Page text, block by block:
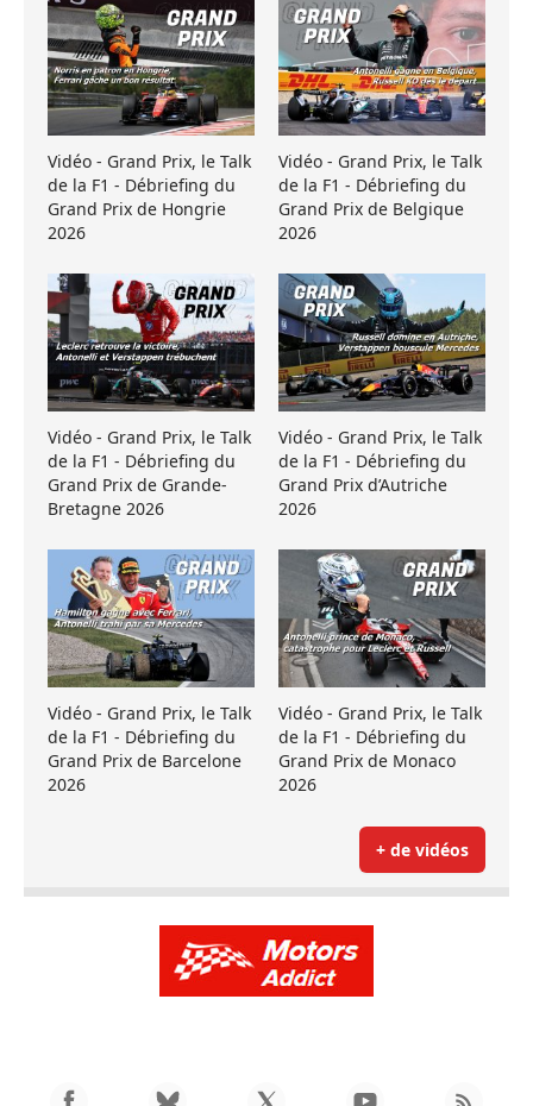
Vidéo - Grand Prix, le Talk
de la F1 - Débriefing du
Grand Prix de Hongrie
2026
Vidéo - Grand Prix, le Talk
de la F1 - Débriefing du
Grand Prix de Belgique
2026
Vidéo - Grand Prix, le Talk
de la F1 - Débriefing du
Grand Prix de Grande-
Bretagne 2026
Vidéo - Grand Prix, le Talk
de la F1 - Débriefing du
Grand Prix d’Autriche
2026
Vidéo - Grand Prix, le Talk
de la F1 - Débriefing du
Grand Prix de Barcelone
2026
Vidéo - Grand Prix, le Talk
de la F1 - Débriefing du
Grand Prix de Monaco
2026
+ de vidéos